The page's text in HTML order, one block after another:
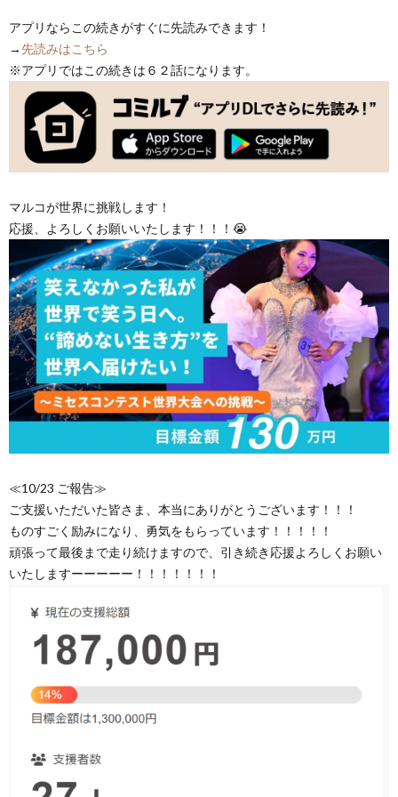
アプリならこの続きがすぐに先読みできます！
→ 先読みはこちら
※アプリではこの続きは６２話になります。
マルコが世界に挑戦します！
応援、よろしくお願いいたします！！！😭
≪10/23 ご報告≫
ご支援いただいた皆さま、本当にありがとうございます！！！
ものすごく励みになり、勇気をもらっています！！！！！
頑張って最後まで走り続けますので、引き続き応援よろしくお願い
いたしますーーーーー！！！！！！！